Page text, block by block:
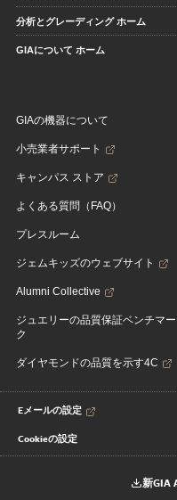
分析とグレーディング ホーム
GIAについて ホーム
GIAの機器について
小売業者サポート
キャンパス ストア
よくある質問（FAQ）
プレスルーム
ジェムキッズのウェブサイト
Alumni Collective
ジュエリーの品質保証ベンチマー
ク
ダイヤモンドの品質を示す4C
Eメールの設定
Cookieの設定
新GIA